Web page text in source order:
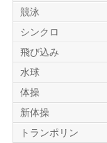
競泳
シンクロ
飛び込み
水球
体操
新体操
トランポリン